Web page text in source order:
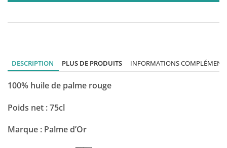
DESCRIPTION PLUS DE PRODUITS INFORMATIONS
100% huile de palme rouge
Poids net : 75cl
Marque : Palme d’Or